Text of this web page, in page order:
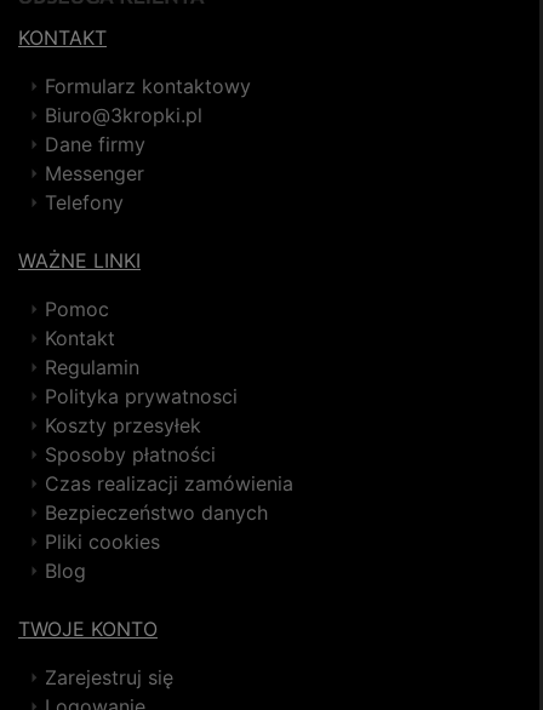
KONTAKT
Formularz kontaktowy
Biuro@3kropki.pl
Dane firmy
Messenger
Telefony
WAŻNE LINKI
Pomoc
Kontakt
Regulamin
Polityka prywatnosci
Koszty przesyłek
Sposoby płatności
Czas realizacji zamówienia
Bezpieczeństwo danych
Pliki cookies
Blog
TWOJE KONTO
Zarejestruj się